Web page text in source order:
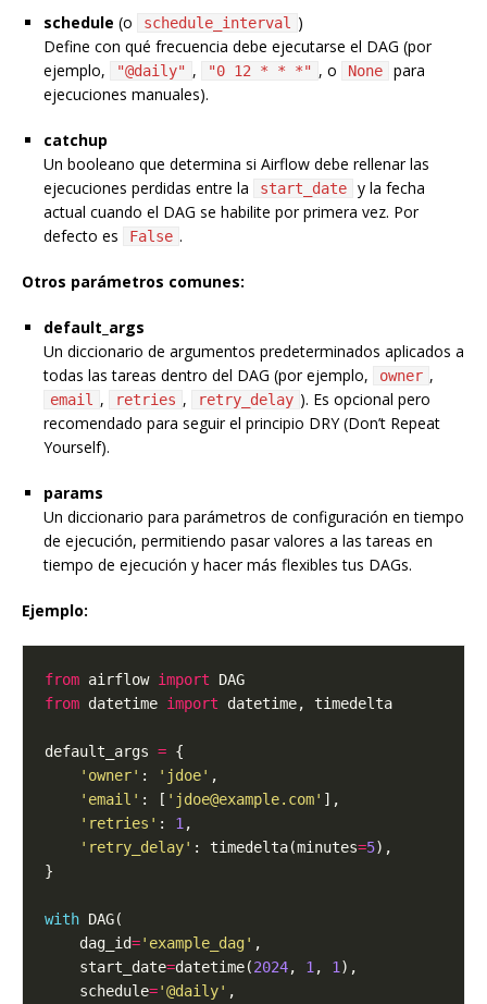
schedule (o schedule_interval
)
Define con qué frecuencia debe ejecutarse el DAG (por
ejemplo,
"@daily" , "0 12 * * *" , o None
para
ejecuciones manuales).
catchup
Un booleano que determina si Airflow debe rellenar las
ejecuciones perdidas entre la
start_date
y la fecha
actual cuando el DAG se habilite por primera vez. Por
defecto es
False .
Otros parámetros comunes:
default_args
Un diccionario de argumentos predeterminados aplicados a
todas las tareas dentro del DAG (por ejemplo,
owner ,
email , retries , retry_delay ). Es opcional pero
recomendado para seguir el principio DRY (Don’t Repeat
Yourself).
params
Un diccionario para parámetros de configuración en tiempo
de ejecución, permitiendo pasar valores a las tareas en
tiempo de ejecución y hacer más flexibles tus DAGs.
Ejemplo:
from airflow import
from datetime import
default_args =
'owner' : 'jdoe'
'email' : [ 'jdoe@example.com'
'retries' : 1
'retry_delay' : timedelta(minutes=5
with
    dag_id
='example_dag'
    start_date
=datetime(2024, 1 , 1
    schedule
='@daily'